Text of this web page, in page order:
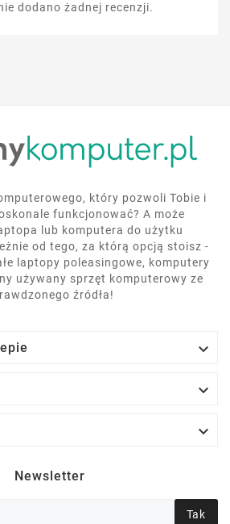
dodano żadnej recenzji.
który pozwoli Tobie i
funkcjonować? A może
lub komputera do użytku
od tego, za którą opcją stoisz -
laptopy poleasingowe, komputery
używany sprzęt komputerowy ze
źródła!



Newsletter
Tak